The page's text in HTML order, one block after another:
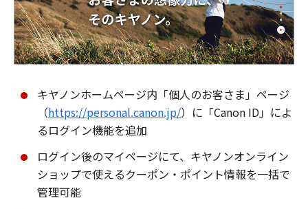
キヤノンホームページ内「個人のお客さま」ページ
（https://personal.canon.jp/）に「Canon ID」によ
るログイン機能を追加
ログイン後のマイページにて、キヤノンオンライン
ショップで使えるクーポン・ポイント情報を一括で
管理可能